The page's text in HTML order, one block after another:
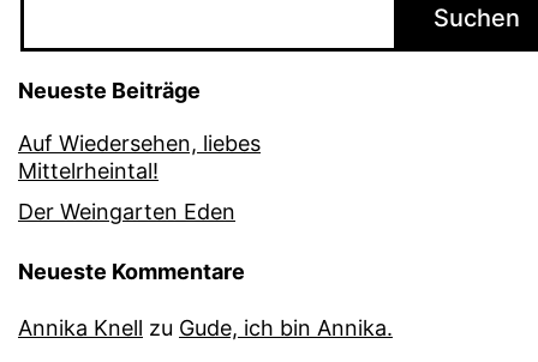
Suchen
Neueste Beiträge
Auf Wiedersehen, liebes
Mittelrheintal!
Der Weingarten Eden
Neueste Kommentare
Annika Knell zu Gude, ich bin Annika.